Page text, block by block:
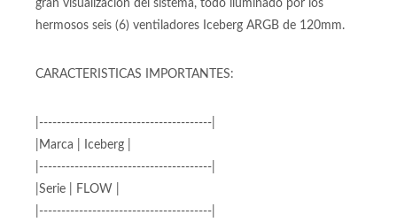
Honrando la serie Flow, Iceberg ha creado la Flow C, que
gran visualización del sistema, todo iluminado por los
CARACTERISTICAS IMPORTANTES:
|---------------------------------------|
|Marca | Iceberg |